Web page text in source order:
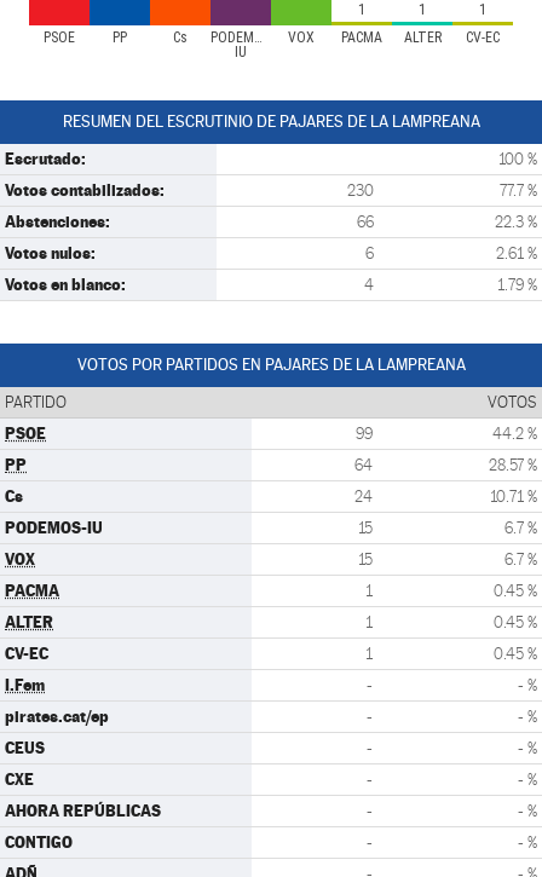
PSOE PP Cs
PODEMOS-
IU
VOX PACMA ALTER CV-EC
1 1 1
RESUMEN DEL ESCRUTINIO DE PAJARES DE LA LAMPREANA
Escrutado: 100 %
Votos contabilizados: 230 77.7 %
Abstenciones: 66 22.3 %
Votos nulos: 6 2.61 %
Votos en blanco: 4 1.79 %
VOTOS POR PARTIDOS EN PAJARES DE LA LAMPREANA
PARTIDO VOTOS
PSOE 99 44.2 %
PP 64 28.57 %
Cs 24 10.71 %
PODEMOS-IU 15 6.7 %
VOX 15 6.7 %
PACMA 1 0.45 %
ALTER 1 0.45 %
CV-EC 1 0.45 %
I.Fem - - %
pirates.cat/ep - - %
CEUS - - %
CXE - - %
AHORA REPÚBLICAS - - %
CONTIGO - - %